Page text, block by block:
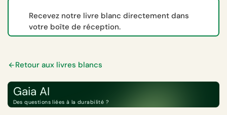
Recevez notre livre blanc directement dans
votre boîte de réception.
Retour aux livres blancs
Gaia AI
Des questions liées à la durabilité ?